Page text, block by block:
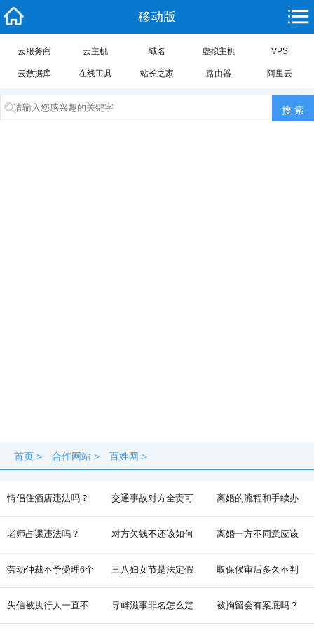
移动版
云服务商 云主机 域名 虚拟主机 VPS
云数据库 在线工具 站长之家 路由器 阿里云
首页 > 合作网站 > 百姓网 >
情侣住酒店违法吗？
交通事故对方全责可
以要求的赔偿有哪些
离婚的流程和手续办
理
老师占课违法吗？
对方欠钱不还该如何
起诉
离婚一方不同意应该
怎么样才能离
劳动仲裁不予受理6个
条件
三八妇女节是法定假
期吗？
取保候审后多久不判
就安全了
失信被执行人一直不
寻衅滋事罪名怎么定
被拘留会有案底吗？